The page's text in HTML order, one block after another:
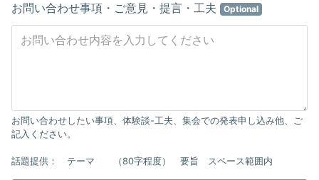
お問い合わせ事項・ご意見・提言・工夫 Optional
お問い合わせしたい事項、体験談-工夫、集会での発表申し込み他、ご
記入ください。
話題提供： テーマ （80字程度） 要旨 スペース範囲内